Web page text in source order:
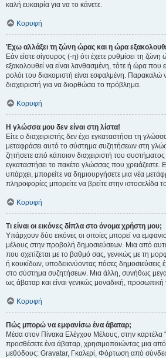
καλή ευκαιρία για να το κάνετε.
Κορυφή
Έχω αλλάξει τη ζώνη ώρας και η ώρα
Εάν είστε σίγουρος (-η) ότι έχετε ρυθμίσει τη
εξακολουθεί να είναι λανθασμένη, τότε ή ώρα που
ρολόι του διακομιστή είναι εσφαλμένη. Παρακαλώ
διαχειριστή για να διορθώσει το πρόβλημα.
Κορυφή
Η γλώσσα μου δεν είναι στη λίστα!
Είτε ο διαχειριστής δεν έχει εγκαταστήσει τη
μεταφράσει αυτό το σύστημα συζητήσεων στη
ζητήσετε από κάποιον διαχειριστή του
εγκαταστήσει το πακέτο γλώσσας που
υπάρχει, μπορείτε να δημιουργήσετε μια νέα
πληροφορίες μπορείτε να βρείτε στην ιστοσελίδα
Κορυφή
Τι είναι οι εικόνες δίπλα στο όνομα χρήστη μου;
Υπάρχουν δύο εικόνες οι οποίες μπορεί να
μέλους στην προβολή δημοσιεύσεων. Μια από
που σχετίζεται με το βαθμό σας, γενικώς με τη
ή κουκίδων, υποδεικνύοντας πόσες δημοσιεύσεις
στο σύστημα συζητήσεων. Μια άλλη, συνήθως
ως άβαταρ και είναι γενικώς μοναδική, προσωπική
Κορυφή
Πώς μπορώ να εμφανίσω ένα άβαταρ;
Μέσα στον Πίνακα Ελέγχου Μέλους, στην καρτέλα
προσθέσετε ένα άβαταρ, χρησιμοποιώντας μια από
μεθόδους: Gravatar, Γκαλερί, Φόρτωση από